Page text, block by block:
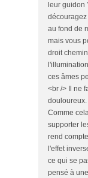
leur guidon
découragez
au fond de
mais vous
droit
ces âmes
<br /> Il ne
Comme
supporter
rend
l'effet
ce qui se
pensé à